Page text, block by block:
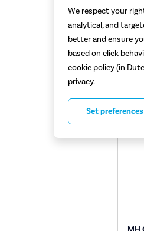
voor
We respect your
analytical, and
better and ensure
based on click
cookie policy (in
privacy.
Set preferences